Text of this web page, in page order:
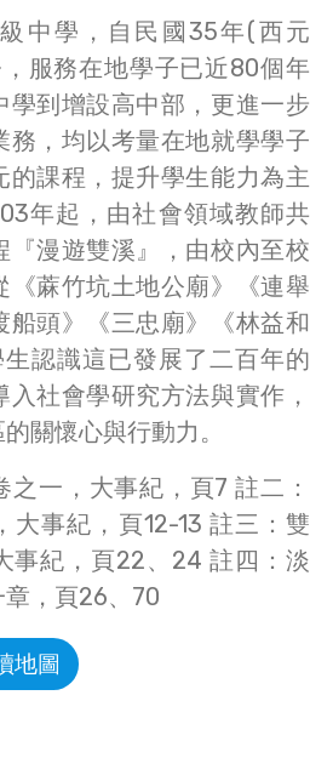
中學，自民國35年(西元
服務在地學子已近80個年
學到增設高中部，更進一步
務，均以考量在地就學學子
的課程，提升學生能力為主
年起，由社會領域教師共
『漫遊雙溪』，由校內至校
《蔴竹坑土地公廟》《連舉
船頭》《三忠廟》《林益和
認識這已發展了二百年的
社會學研究方法與實作，
關懷心與行動力。
一，大事紀，頁7 註二：
大事紀，頁12-13 註三：雙
事紀，頁22、24 註四：淡
，頁26、70
地圖